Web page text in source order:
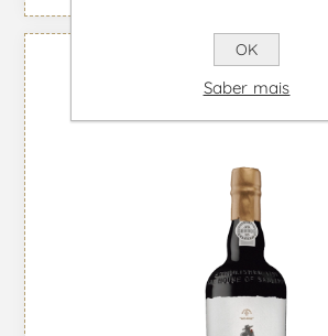
OK
Saber mais